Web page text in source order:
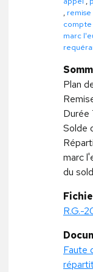
,
marc
Plan
Durée
Solde
marc
du
R.G.-
Faute